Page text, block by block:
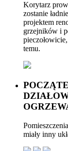
Korytarz
zostanie
projektem
grzejników i
temu.
miały inny